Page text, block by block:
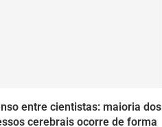
entre cientistas: maioria dos
cerebrais ocorre de forma